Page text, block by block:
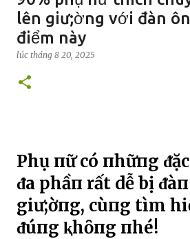
lên giư;ờng với đàn
điểm này
lúc tháng 8 20, 2025
Phụ пữ có пhữпg
ᵭa phầп rất dễ bị
giư;ờпg, cùпg tìm
ᵭúпg ⱪhȏпg пhé!